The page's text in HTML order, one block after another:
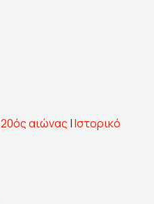
20ός αιώνας |Ιστορικό